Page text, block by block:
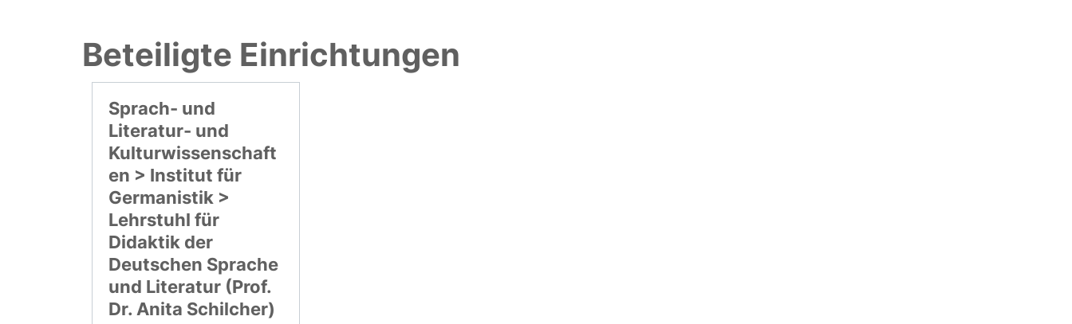
Beteiligte Einrichtungen
Sprach- und
Literatur- und
Kulturwissenschaft
en > Institut für
Germanistik >
Lehrstuhl für
Didaktik der
Deutschen Sprache
und Literatur (Prof.
Dr. Anita Schilcher)